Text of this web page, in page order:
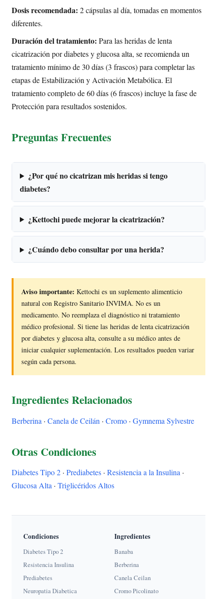
Dosis recomendada: 2 cápsulas al día, tomadas en momentos
diferentes.
Duración del tratamiento: Para las heridas de lenta
cicatrización por diabetes y glucosa alta, se recomienda un
tratamiento mínimo de 30 días (3 frascos) para completar las
etapas de Estabilización y Activación Metabólica. El
tratamiento completo de 60 días (6 frascos) incluye la fase de
Protección para resultados sostenidos.
Preguntas Frecuentes
¿Por qué no cicatrizan mis heridas si tengo
diabetes?
¿Kettochi puede mejorar la cicatrización?
¿Cuándo debo consultar por una herida?
Aviso importante: Kettochi es un suplemento alimenticio
natural con Registro Sanitario INVIMA. No es un
medicamento. No reemplaza el diagnóstico ni tratamiento
médico profesional. Si tiene las heridas de lenta cicatrización
por diabetes y glucosa alta, consulte a su médico antes de
iniciar cualquier suplementación. Los resultados pueden variar
según cada persona.
Ingredientes Relacionados
Berberina · Canela de Ceilán · Cromo · Gymnema Sylvestre
Otras Condiciones
Diabetes Tipo 2 · Prediabetes · Resistencia a la Insulina ·
Glucosa Alta · Triglicéridos Altos
Condiciones
Diabetes Tipo 2
Resistencia Insulina
Prediabetes
Neuropatia Diabetica
Ingredientes
Banaba
Berberina
Canela Ceilan
Cromo Picolinato